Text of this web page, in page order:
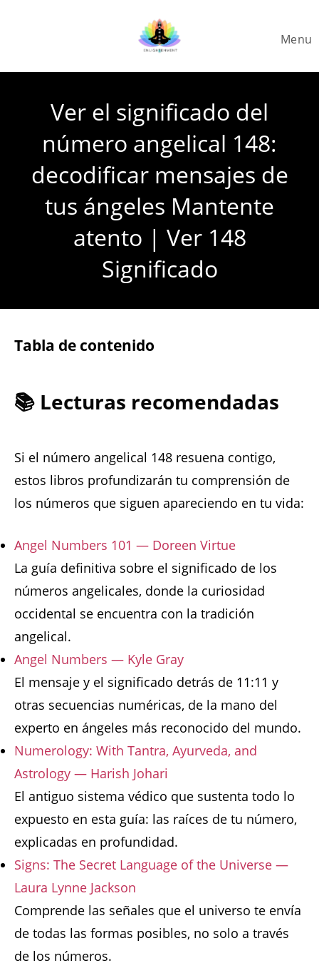
Menu
Ver el significado del
número angelical 148:
decodificar mensajes de
tus ángeles Mantente
atento | Ver 148
Significado
Tabla de contenido
📚 Lecturas recomendadas
Si el número angelical 148 resuena contigo,
estos libros profundizarán tu comprensión de
los números que siguen apareciendo en tu vida:
Angel Numbers 101 — Doreen Virtue
La guía definitiva sobre el significado de los
números angelicales, donde la curiosidad
occidental se encuentra con la tradición
angelical.
Angel Numbers — Kyle Gray
El mensaje y el significado detrás de 11:11 y
otras secuencias numéricas, de la mano del
experto en ángeles más reconocido del mundo.
Numerology: With Tantra, Ayurveda, and
Astrology — Harish Johari
El antiguo sistema védico que sustenta todo lo
expuesto en esta guía: las raíces de tu número,
explicadas en profundidad.
Signs: The Secret Language of the Universe —
Laura Lynne Jackson
Comprende las señales que el universo te envía
de todas las formas posibles, no solo a través
de los números.